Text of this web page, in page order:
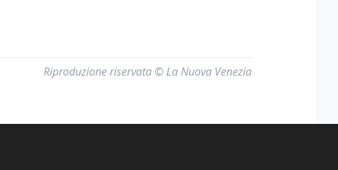
Riproduzione riservata © La Nuova Venezia